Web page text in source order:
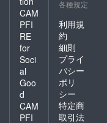
CAM
PFI
RE
for
Soci
al
Goo
d
CAM
PFI
各種規定
利用規
約
細則
プライ
バシー
ポリ
シー
特定商
取引法